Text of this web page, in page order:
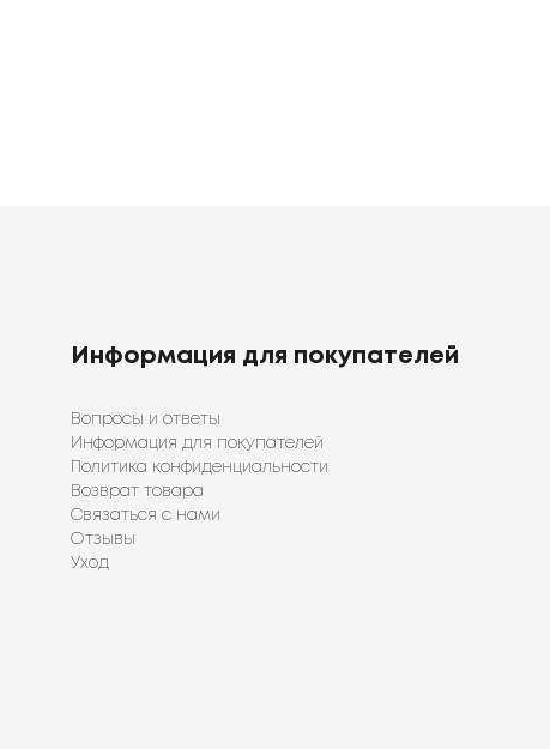
Информация для покупателей
Вопросы и ответы
Информация для покупателей
Политика конфиденциальности
Возврат товара
Связаться с нами
Отзывы
Уход